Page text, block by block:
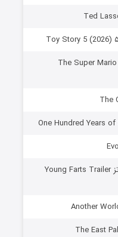
دانلود انیمیشن سوپر ماریو گلکسی The Super Mario
دانلود مستند قطعات تریلر یانگ فارتز Young Farts Trailer